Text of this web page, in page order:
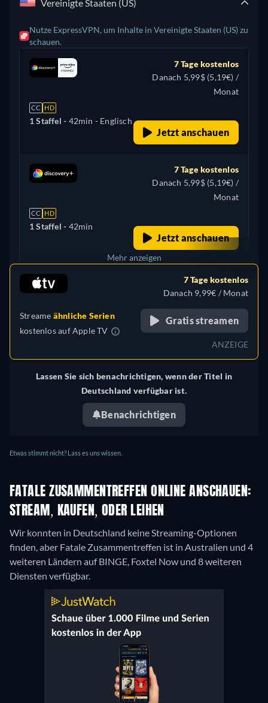
Vereinigte Staaten (US)
Nutze ExpressVPN, um Inhalte in Vereinigte Staaten (US) zu
schauen.
CC HD
1 Staffel - 42min - Englisch
7 Tage kostenlos
Danach 5,99$ (5,19€) /
Monat
Jetzt anschauen
CC HD
1 Staffel - 42min
7 Tage kostenlos
Danach 5,99$ (5,19€) /
Monat
Jetzt anschauen
Vereinigtes Königreich
Mehr anzeigen
Streame ähnliche Serien
kostenlos aufApple TV
7 Tage kostenlos
Danach 9,99€ / Monat
Gratis streamen
ANZEIGE
Lassen Sie sich benachrichtigen, wenn der Titel in
Deutschland verfügbar ist.
Benachrichtigen
Etwas stimmt nicht? Lass es uns wissen.
FATALE ZUSAMMENTREFFEN ONLINE ANSCHAUEN:
STREAM, KAUFEN, ODER LEIHEN
Wir konnten in Deutschland keine Streaming-Optionen
finden, aber Fatale Zusammentreffen ist in Australien und 4
weiteren Ländern auf BINGE, Foxtel Now und 8 weiteren
Diensten verfügbar.